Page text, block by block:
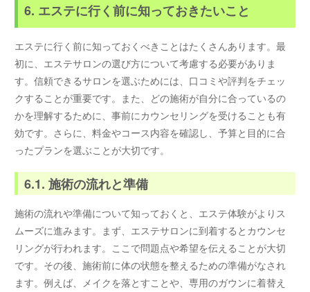
6. エステに行く前に知っておきたいこと
エステに行く前に知っておくべきことはたくさんあります。最
初に、エステサロンの選び方について考慮する必要がありま
す。信頼できるサロンを選ぶためには、口コミや評判をチェッ
クすることが重要です。また、どの施術が自分に合っているの
かを理解するために、事前にカウンセリングを受けることも有
効です。さらに、料金やコース内容を確認し、予算と目的に合
ったプランを選ぶことが大切です。
6.1. 施術の流れと準備
施術の流れや準備について知っておくと、エステ体験がよりス
ムーズに進みます。まず、エステサロンに到着するとカウンセ
リングが行われます。ここで問題点や希望を伝えることが大切
です。その後、施術前に体の状態を整えるための準備がなされ
ます。例えば、メイクを落とすことや、専用のガウンに着替え